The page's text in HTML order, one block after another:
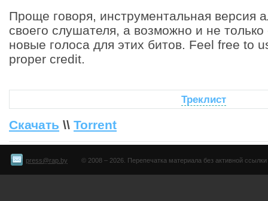
Проще говоря, инструментальная версия
своего слушателя, а возможно и не
новые голоса для этих битов. Feel free to
proper credit.
Треклист
Скачать \\ Torrent
press@rap.by © 2008 – 2026. Перепечатка материала без активной